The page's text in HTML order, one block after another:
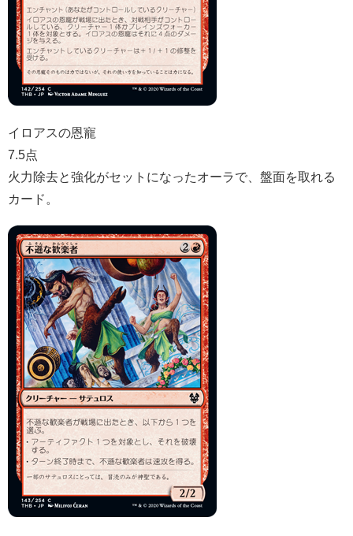
イロアスの恩寵
7.5点
火力除去と強化がセットになったオーラで、盤面を取れる
カード。